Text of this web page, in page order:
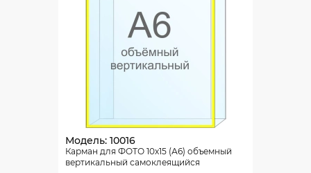
Модель: 10016
Карман для ФОТО 10х15 (А6) объемный
вертикальный самоклеящийся